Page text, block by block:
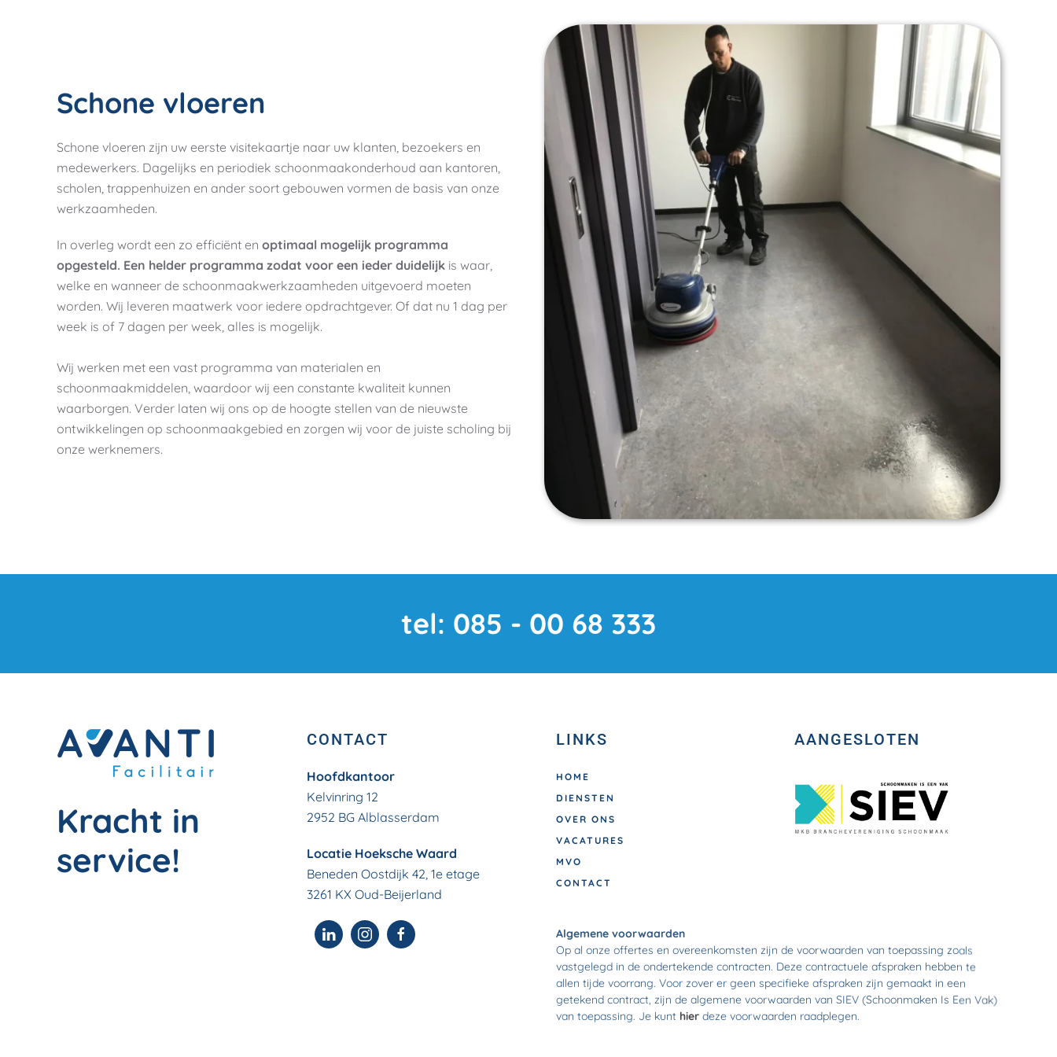
Schone vloeren
Schone vloeren zijn uw eerste visitekaartje naar uw klanten, bezoekers en
medewerkers. Dagelijks en periodiek schoonmaakonderhoud aan kantoren,
scholen, trappenhuizen en ander soort gebouwen vormen de basis van onze
werkzaamheden.
In overleg wordt een zo efficiënt en optimaal mogelijk programma
opgesteld. Een helder programma zodat voor een ieder duidelijk is waar,
welke en wanneer de schoonmaakwerkzaamheden uitgevoerd moeten
worden. Wij leveren maatwerk voor iedere opdrachtgever. Of dat nu 1 dag per
week is of 7 dagen per week, alles is mogelijk.
Wij werken met een vast programma van materialen en
schoonmaakmiddelen, waardoor wij een constante kwaliteit kunnen
waarborgen. Verder laten wij ons op de hoogte stellen van de nieuwste
ontwikkelingen op schoonmaakgebied en zorgen wij voor de juiste scholing bij
onze werknemers.
tel: 085 - 00 68 333
Kracht in
service!
CONTACT
Hoofdkantoor
Kelvinring 12
2952 BG Alblasserdam
Locatie Hoeksche Waard
Beneden Oostdijk 42, 1e etage
3261 KX Oud-Beijerland
LINKS
HOME
DIENSTEN
OVER ONS
VACATURES
MVO
CONTACT
AANGESLOTEN
Algemene voorwaarden
Op al onze offertes en overeenkomsten zijn de voorwaarden van toepassing zoals
vastgelegd in de ondertekende contracten. Deze contractuele afspraken hebben te
allen tijde voorrang. Voor zover er geen specifieke afspraken zijn gemaakt in een
getekend contract, zijn de algemene voorwaarden van SIEV (Schoonmaken Is Een Vak)
van toepassing. Je kunt hier deze voorwaarden raadplegen.